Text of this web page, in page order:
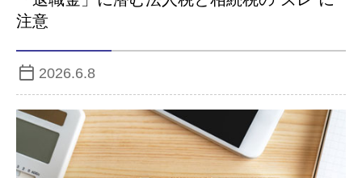
注意
2026.6.8